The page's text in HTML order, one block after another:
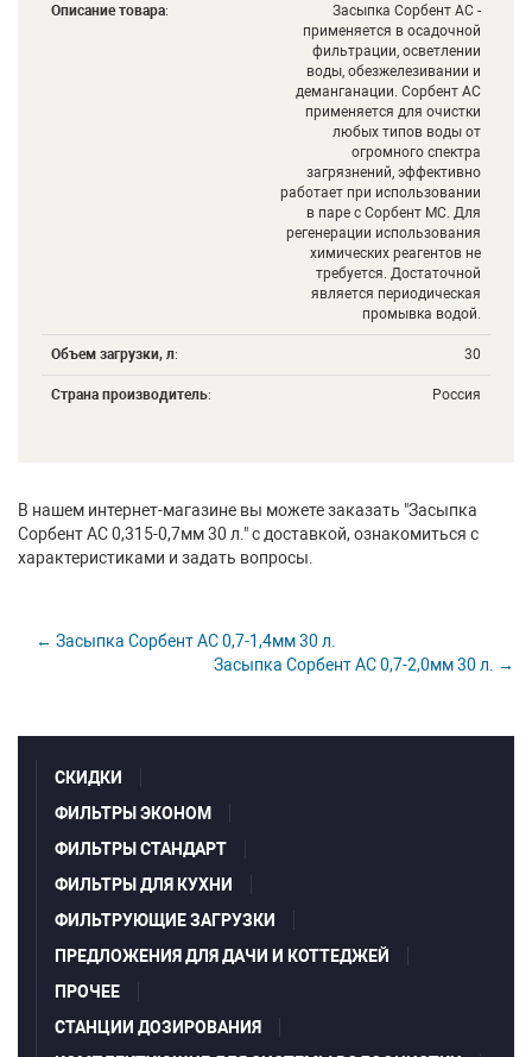
Описание товара:
Засыпка Сорбент АС -
применяется в осадочной
фильтрации, осветлении
воды, обезжелезивании и
деманганации. Сорбент АС
применяется для очистки
любых типов воды от
огромного спектра
загрязнений, эффективно
работает при использовании
в паре с Сорбент МС. Для
регенерации использования
химических реагентов не
требуется. Достаточной
является периодическая
промывка водой.
Объем загрузки, л: 30
Страна производитель: Россия
В нашем интернет-магазине вы можете заказать "Засыпка
Сорбент АС 0,315-0,7мм 30 л." с доставкой, ознакомиться с
характеристиками и задать вопросы.
← Засыпка Сорбент АС 0,7-1,4мм 30 л.
Засыпка Сорбент АС 0,7-2,0мм 30 л. →
СКИДКИ
ФИЛЬТРЫ ЭКОНОМ
ФИЛЬТРЫ СТАНДАРТ
ФИЛЬТРЫ ДЛЯ КУХНИ
ФИЛЬТРУЮЩИЕ ЗАГРУЗКИ
ПРЕДЛОЖЕНИЯ ДЛЯ ДАЧИ И КОТТЕДЖЕЙ
ПРОЧЕЕ
СТАНЦИИ ДОЗИРОВАНИЯ